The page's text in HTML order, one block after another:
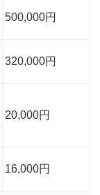
500,000円
320,000円
20,000円
16,000円